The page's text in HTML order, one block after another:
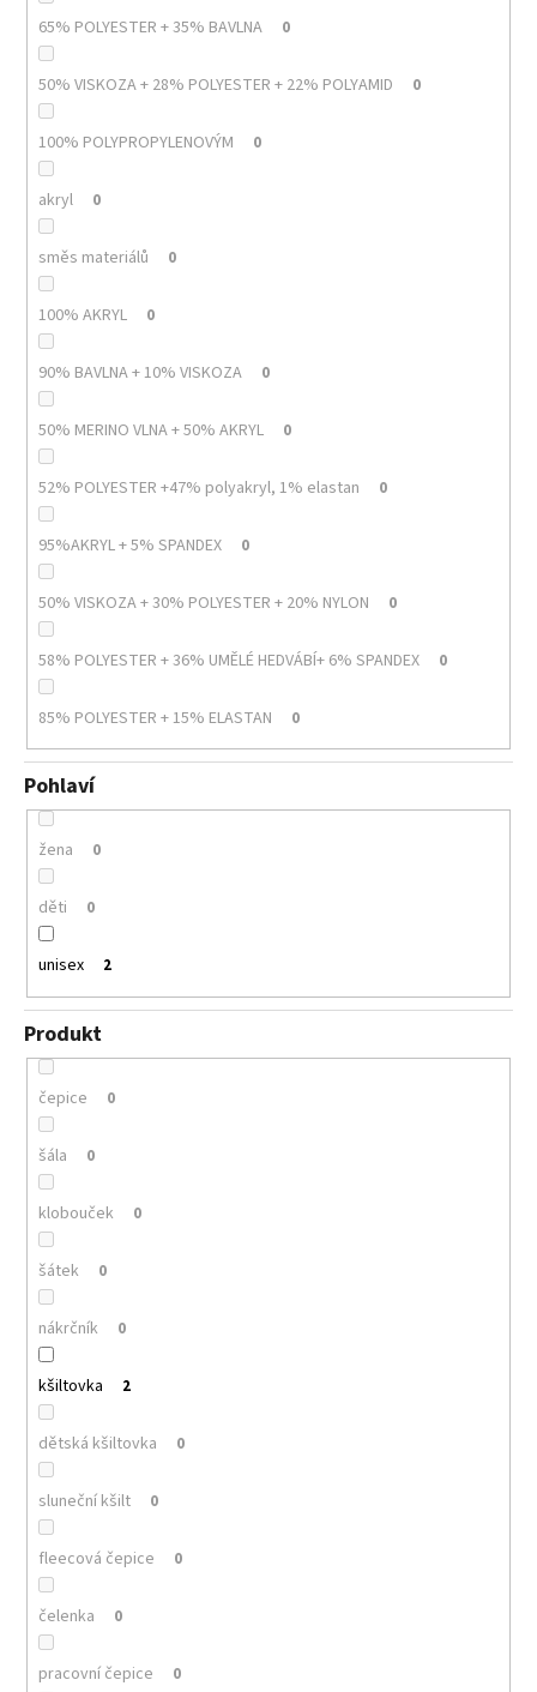
65% POLYESTER + 35% BAVLNA 0
50% VISKOZA + 28% POLYESTER + 22% POLYAMID 0
100% POLYPROPYLENOVÝM 0
akryl 0
směs materiálů 0
100% AKRYL 0
90% BAVLNA + 10% VISKOZA 0
50% MERINO VLNA + 50% AKRYL 0
52% POLYESTER +47% polyakryl, 1% elastan 0
95%AKRYL + 5% SPANDEX 0
50% VISKOZA + 30% POLYESTER + 20% NYLON 0
58% POLYESTER + 36% UMĚLÉ HEDVÁBÍ+ 6% SPANDEX 0
85% POLYESTER + 15% ELASTAN 0
Pohlaví
žena 0
děti 0
unisex 2
Produkt
čepice 0
šála 0
klobouček 0
šátek 0
nákrčník 0
kšiltovka 2
dětská kšiltovka 0
sluneční kšilt 0
fleecová čepice 0
čelenka 0
pracovní čepice 0